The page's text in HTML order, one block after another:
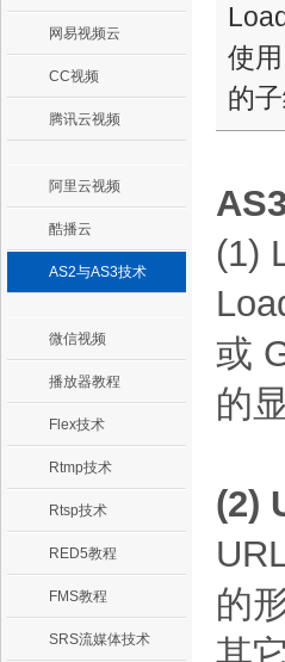
网易视频云
CC视频
腾讯云视频
阿里云视频
酷播云
AS2与AS3技术
微信视频
播放器教程
Flex技术
Rtmp技术
Rtsp技术
RED5教程
FMS教程
SRS流媒体技术
使
的
(1)
或
的
(2)
的